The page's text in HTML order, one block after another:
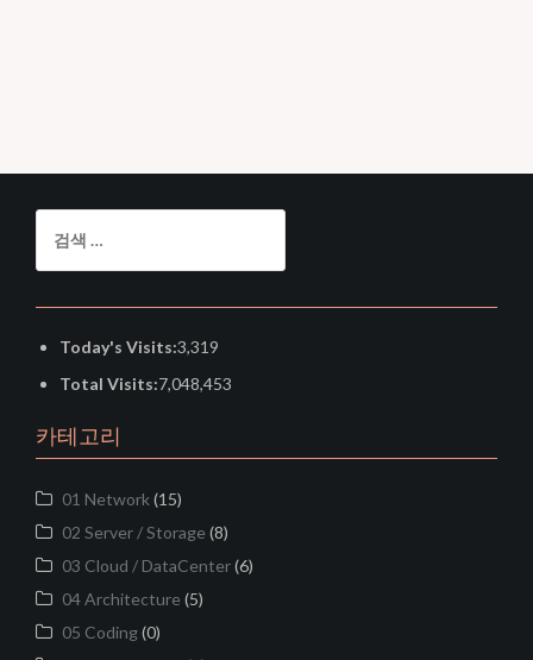
색:
Today's Visits:3,319
Total Visits:7,048,453
카테고리
01 Network (15)
02 Server / Storage (8)
03 Cloud / DataCenter(6)
04 Architecture (5)
05 Coding(0)